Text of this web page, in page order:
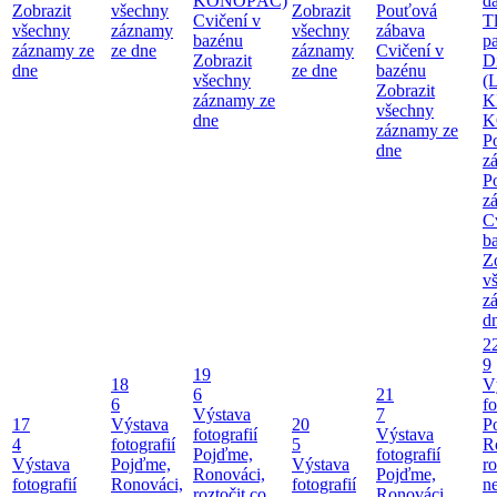
Zobrazit
všechny
záznamy ze
dne
všechny
záznamy
ze dne
Cvičení v
bazénu
Zobrazit
všechny
záznamy ze
dne
Zobrazit
všechny
záznamy
ze dne
Pouťová
zábava
Cvičení v
bazénu
Zobrazit
všechny
záznamy ze
dne
17
4
Výstava
fotografií
18
6
Výstava
fotografií
Pojďme,
Ronováci,
19
6
Výstava
fotografií
Pojďme,
Ronováci,
20
5
Výstava
fotografií
21
7
Výstava
fotografií
Pojďme,
9